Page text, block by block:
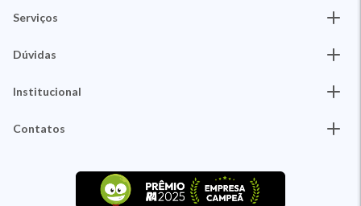
Serviços
Dúvidas
Institucional
Contatos